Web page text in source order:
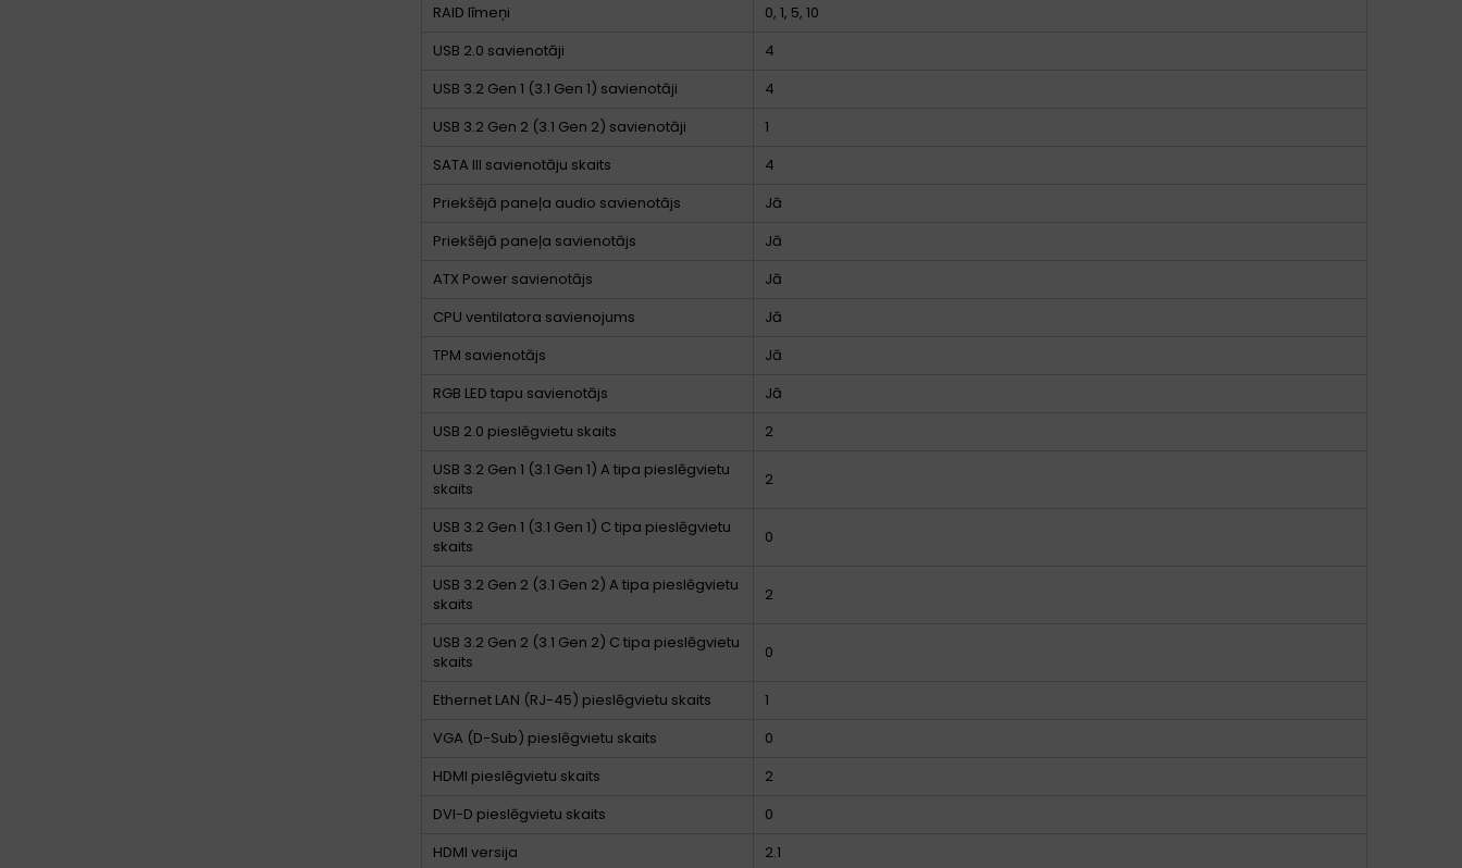
RAID līmeņi
0, 1, 5, 10
USB 2.0 savienotāji
4
USB 3.2 Gen 1 (3.1 Gen 1) savienotāji
4
USB 3.2 Gen 2 (3.1 Gen 2) savienotāji
1
SATA III savienotāju skaits
4
Priekšējā paneļa audio savienotājs
Jā
Priekšējā paneļa savienotājs
Jā
ATX Power savienotājs
Jā
CPU ventilatora savienojums
Jā
TPM savienotājs
Jā
RGB LED tapu savienotājs
Jā
USB 2.0 pieslēgvietu skaits
2
USB 3.2 Gen 1 (3.1 Gen 1) A tipa pieslēgvietu
skaits
2
USB 3.2 Gen 1 (3.1 Gen 1) C tipa pieslēgvietu
skaits
0
USB 3.2 Gen 2 (3.1 Gen 2) A tipa pieslēgvietu
skaits
2
USB 3.2 Gen 2 (3.1 Gen 2) C tipa pieslēgvietu
skaits
0
Ethernet LAN (RJ-45) pieslēgvietu skaits
1
VGA (D-Sub) pieslēgvietu skaits
0
HDMI pieslēgvietu skaits
2
DVI-D pieslēgvietu skaits
0
HDMI versija
2.1